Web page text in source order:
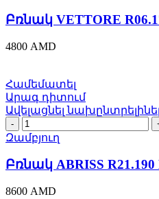
Բռնակ VЕTTORE
4800 AMD
Համեմատել
Արագ դիտում
Ավելացնել
Բռնակ
ABRISS
R21.190
MCP/BL
30068
Զամբյուղ
Բռնակ ABRISS R21.190
8600 AMD